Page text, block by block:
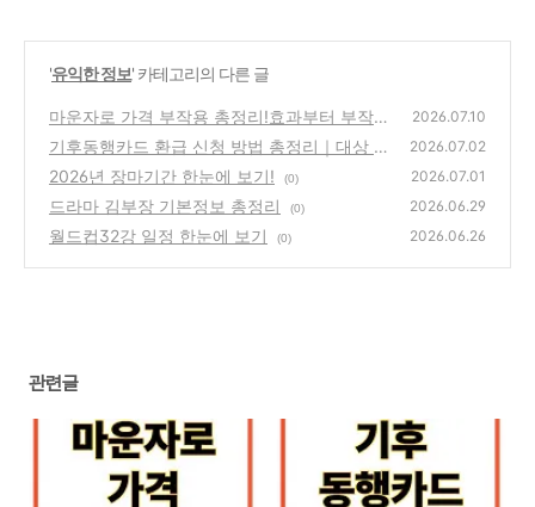
'유익한 정보' 카테고리의 다른 글
마운자로 가격 부작용 총정리!효과부터 부작용
까지 한눈에 알아보기 (2026 최신)
(0)
2026.07.10
기후동행카드 환급 신청 방법 총정리｜대상 조
건부터 환급금 받는 방법까지
(0)
2026.07.02
2026년 장마기간 한눈에 보기! (0) 2026.07.01
드라마 김부장 기본정보 총정리 (0) 2026.06.29
월드컵32강 일정 한눈에 보기 (0) 2026.06.26
관련글